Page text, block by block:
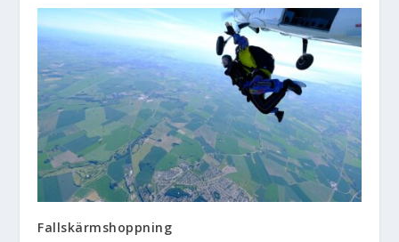
Fallskärmshoppning